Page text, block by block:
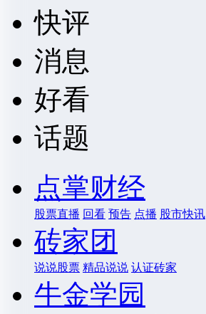
快评
消息
好看
话题
点掌财经
股票直播 回看 预告 点播 股市快讯
砖家团
说说股票 精品说说 认证砖家
牛金学园